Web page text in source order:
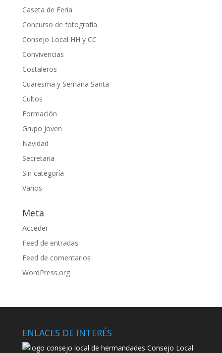
Caseta de Feria
Concurso de fotografía
Consejo Local HH y CC
Convivencias
Costaleros
Cuaresma y Semana Santa
Cultos
Formación
Grupo Joven
Navidad
Secretaria
Sin categoría
Varios
Meta
Acceder
Feed de entradas
Feed de comentarios
WordPress.org
ENLACES DE INTERÉS
Consejo Local